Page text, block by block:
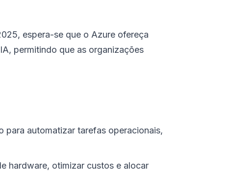
espera-se que o Azure ofereça
permitindo que as organizações
para automatizar tarefas operacionais,
hardware, otimizar custos e alocar